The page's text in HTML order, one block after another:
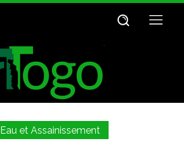
Eau et Assainissement